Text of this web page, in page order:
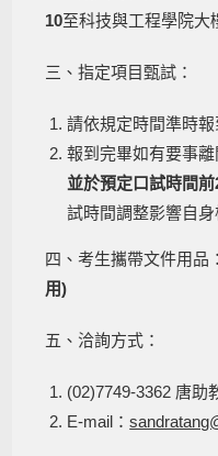
10至科技與工程學院大
三、指定項目甄試：
請依規定時間準時報
報到完畢如有要事
並於預定口試時間
試時間調整影響自身
四、考生攜帶文件用品
用)
五、洽詢方式：
(02)7749-3362 唐助
E-mail：